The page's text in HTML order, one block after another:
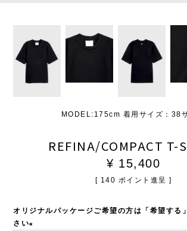
MODEL:175cm 着用サイズ：38
REFINA/COMPACT T-
¥ 15,400
[ 140 ポイント進呈 ]
オリジナルパッケージご希望の方は「希望する
さい